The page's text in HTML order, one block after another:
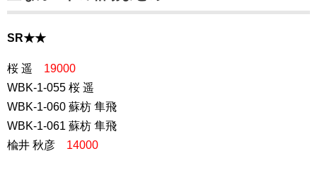
SR★★
桜 遥 19000
WBK-1-055 桜 遥
WBK-1-060 蘇枋 隼飛
WBK-1-061 蘇枋 隼飛
楡井 秋彦 14000